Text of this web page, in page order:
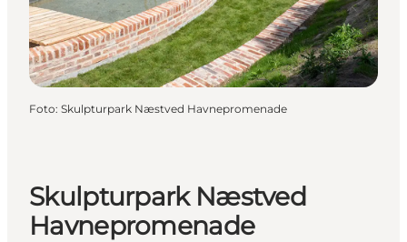
Foto: Skulpturpark Næstved Havnepromenade
Skulpturpark Næstved
Havnepromenade